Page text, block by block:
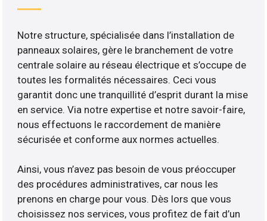
Notre structure, spécialisée dans l’installation de
panneaux solaires, gère le branchement de votre
centrale solaire au réseau électrique et s’occupe de
toutes les formalités nécessaires. Ceci vous
garantit donc une tranquillité d’esprit durant la mise
en service. Via notre expertise et notre savoir-faire,
nous effectuons le raccordement de manière
sécurisée et conforme aux normes actuelles.
Ainsi, vous n’avez pas besoin de vous préoccuper
des procédures administratives, car nous les
prenons en charge pour vous. Dès lors que vous
choisissez nos services, vous profitez de fait d’un